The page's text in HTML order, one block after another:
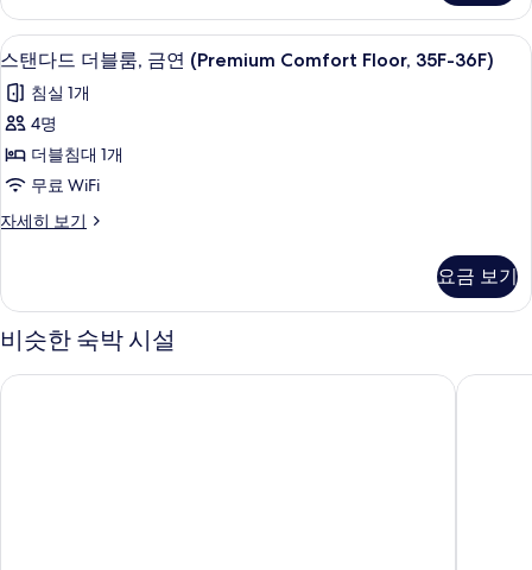
Comfort
Floor)
사
진
모
두
기
더
블
룸,
연
(Upper
Comfort
Floor)
세
스
탠
다
드
더
블
룸,
연
(Premium
Comfort
Floor,
스탠다드 더블룸, 금연 (Premium
1
스탠다드 더블룸, 금연 (Premium Comfort Floor, 35F-36F)
침실 1개
4명
더블침대 1개
무료 WiFi
자세히 보기
스
더
룸,
연
요금 보기
비슷한 숙박 시설
그랜드 메르쿠르 레이크 하마나 리조트 & 스파 다이와